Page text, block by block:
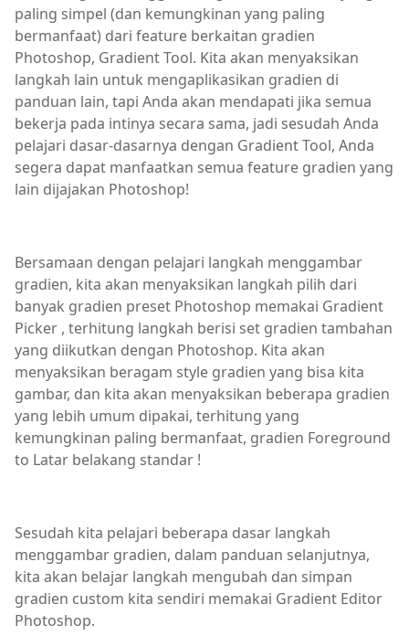
paling simpel (dan kemungkinan yang paling
bermanfaat) dari feature berkaitan gradien
Photoshop, Gradient Tool. Kita akan menyaksikan
langkah lain untuk mengaplikasikan gradien di
panduan lain, tapi Anda akan mendapati jika semua
bekerja pada intinya secara sama, jadi sesudah Anda
pelajari dasar-dasarnya dengan Gradient Tool, Anda
segera dapat manfaatkan semua feature gradien yang
lain dijajakan Photoshop!
Bersamaan dengan pelajari langkah menggambar
gradien, kita akan menyaksikan langkah pilih dari
banyak gradien preset Photoshop memakai Gradient
Picker , terhitung langkah berisi set gradien tambahan
yang diikutkan dengan Photoshop. Kita akan
menyaksikan beragam style gradien yang bisa kita
gambar, dan kita akan menyaksikan beberapa gradien
yang lebih umum dipakai, terhitung yang
kemungkinan paling bermanfaat, gradien Foreground
to Latar belakang standar !
Sesudah kita pelajari beberapa dasar langkah
menggambar gradien, dalam panduan selanjutnya,
kita akan belajar langkah mengubah dan simpan
gradien custom kita sendiri memakai Gradient Editor
Photoshop.